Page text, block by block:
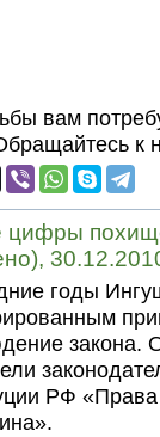
вам
к
годы
закона.
РФ